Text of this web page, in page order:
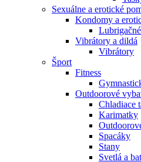
Sexuálne a erotické
Kondomy a
Vibrátory a dildá
Vibrátory
Šport
Fitness
Outdoorové
Chladiace
Karimatky
Spacáky
Stany
Svetlá a